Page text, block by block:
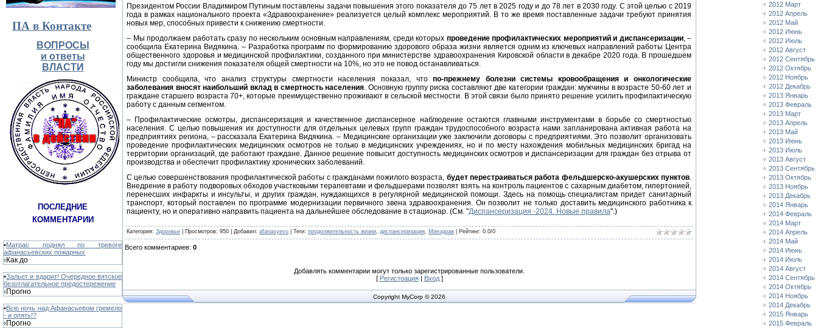
ПА в Контакте
ВОПРОСЫ
и ответы
ВЛАСТИ
ПОСЛЕДНИЕ
КОММЕНТАРИИ
•Матрас поднял по тревоге
афанасьевских пожарных
›Как до
•Зальет и вдарит! Очередное вятское
безотлагательное предостережение
›Прогно
•Всю ночь над Афанасьевом гремело
- и опять!?
›Прогно
Президентом России Владимиром Путиным поставлены задачи повышения этого показателя до 75 лет в 2025 году и до 78 лет в 2030 году. С этой целью с 2019
года в рамках национального проекта «Здравоохранение» реализуется целый комплекс мероприятий. В то же время поставленные задачи требуют принятия
новых мер, способных привести к снижению смертности.
– Мы продолжаем работать сразу по нескольким основным направлениям, среди которых проведение профилактических мероприятий и диспансеризации, –
сообщила Екатерина Видякина. – Разработка программ по формированию здорового образа жизни является одним из ключевых направлений работы Центра
общественного здоровья и медицинской профилактики, созданного при министерстве здравоохранения Кировской области в декабре 2020 года. В прошедшем
году мы достигли снижения показателя общей смертности на 10%, но это не повод останавливаться.
Министр сообщила, что анализ структуры смертности населения показал, чтопо-прежнему болезни системы кровообращения и онкологические
заболевания вносят наибольший вклад в смертность населения. Основную группу риска составляют две категории граждан: мужчины в возрасте 50-60 лет и
граждане старшего возраста 70+, которые преимущественно проживают в сельской местности. В этой связи было принято решение усилить профилактическую
работу с данным сегментом.
– Профилактические осмотры, диспансеризация и качественное диспансерное наблюдение остаются главными инструментами в борьбе со смертностью
населения. С целью повышения их доступности для отдельных целевых групп граждан трудоспособного возраста нами запланирована активная работа на
предприятиях региона, – рассказала Екатерина Видякина. – Медицинские организации уже заключили договоры с предприятиями. Это позволит организовать
проведение профилактических медицинских осмотров не только в медицинских учреждениях, но и по месту нахождения мобильных медицинских бригад на
территории организаций, где работают граждане. Данное решение повысит доступность медицинских осмотров и диспансеризации для граждан без отрыва от
производства и обеспечит профилактику хронических заболеваний.
С целью совершенствования профилактической работы с гражданами пожилого возраста, будет перестраиваться работа фельдшерско-акушерских пунктов.
Внедрение в работу подворовых обходов участковыми терапевтами и фельдшерами позволят взять на контроль пациентов с сахарным диабетом, гипертонией,
перенесших инфаркты и инсульты, и других граждан, нуждающихся в регулярной медицинской помощи. Здесь на помощь специалистам придет санитарный
транспорт, который поставлен по программе модернизации первичного звена здравоохранения. Он позволит не только доставить медицинского работника к
пациенту, но и оперативно направить пациента на дальнейшее обследование в стационар. (См. "Диспансеризация -2024. Новые правила".)
Категория: Здоровье Просмотров: 950 | Добавил: afanasyevo Теги: продолжительность жизни, диспансеризация, Минздрав Рейтинг: 0.0/0
Всего комментариев: 0
Добавлять комментарии могут только зарегистрированные пользователи.
[ Регистрация| Вход]
Copyright MyCorp © 2026
2012 Март
2012 Апрель
2012 Май
2012 Июнь
2012 Июль
2012 Август
2012 Сентябрь
2012 Октябрь
2012 Ноябрь
2012 Декабрь
2013 Январь
2013 Февраль
2013 Март
2013 Апрель
2013 Май
2013 Июнь
2013 Июль
2013 Август
2013 Сентябрь
2013 Октябрь
2013 Ноябрь
2013 Декабрь
2014 Январь
2014 Февраль
2014 Март
2014 Апрель
2014 Май
2014 Июнь
2014 Июль
2014 Август
2014 Сентябрь
2014 Октябрь
2014 Ноябрь
2014 Декабрь
2015 Январь
2015 Февраль